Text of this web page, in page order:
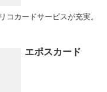
コカードサービスが充実。
エポスカード